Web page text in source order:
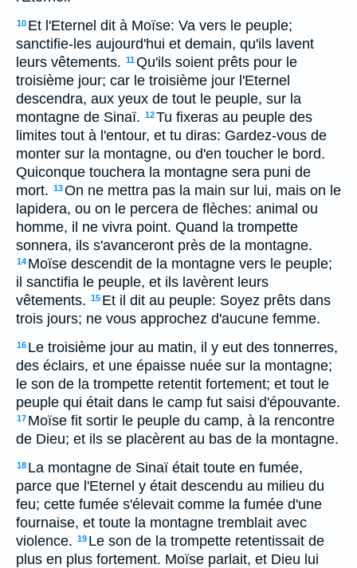
10 Et l'Eternel dit à Moïse: Va vers le peuple;
sanctifie-les aujourd'hui et demain, qu'ils lavent
leurs vêtements. 11Qu'ils soient prêts pour le
troisième jour; car le troisième jour l'Eternel
descendra, aux yeux de tout le peuple, sur la
montagne de Sinaï. 12Tu fixeras au peuple des
limites tout à l'entour, et tu diras: Gardez-vous de
monter sur la montagne, ou d'en toucher le bord.
Quiconque touchera la montagne sera puni de
mort. 13On ne mettra pas la main sur lui, mais on le
lapidera, ou on le percera de flèches: animal ou
homme, il ne vivra point. Quand la trompette
sonnera, ils s'avanceront près de la montagne.
14 Moïse descendit de la montagne vers le peuple;
il sanctifia le peuple, et ils lavèrent leurs
vêtements. 15 Et il dit au peuple: Soyez prêts dans
trois jours; ne vous approchez d'aucune femme.
16 Le troisième jour au matin, il y eut des tonnerres,
des éclairs, et une épaisse nuée sur la montagne;
le son de la trompette retentit fortement; et tout le
peuple qui était dans le camp fut saisi d'épouvante.
17 Moïse fit sortir le peuple du camp, à la rencontre
de Dieu; et ils se placèrent au bas de la montagne.
18 La montagne de Sinaï était toute en fumée,
parce que l'Eternel y était descendu au milieu du
feu; cette fumée s'élevait comme la fumée d'une
fournaise, et toute la montagne tremblait avec
violence. 19 Le son de la trompette retentissait de
plus en plus fortement. Moïse parlait, et Dieu lui